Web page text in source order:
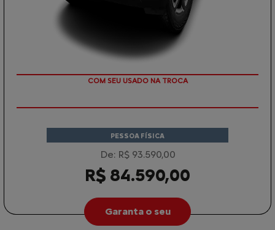
TAXA 0 %
PESSOA FÍSICA
De: R$ 93.590,00
R$ 84.590,00
Garanta o seu